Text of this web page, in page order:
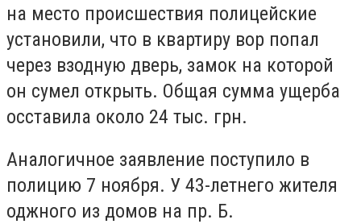
на место происшествия полицейские
установили, что в квартиру вор попал
через взодную дверь, замок на которой
он сумел открыть. Общая сумма ущерба
осставила около 24 тыс. грн.
Аналогичное заявление поступило в
полицию 7 ноября. У 43-летнего жителя
оджного из домов на пр. Б.